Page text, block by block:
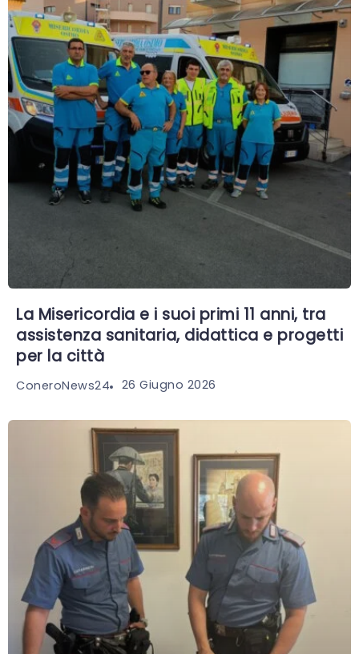
La Misericordia e i suoi primi 11 anni, tra
assistenza sanitaria, didattica e progetti
per la città
ConeroNews24 26 Giugno 2026